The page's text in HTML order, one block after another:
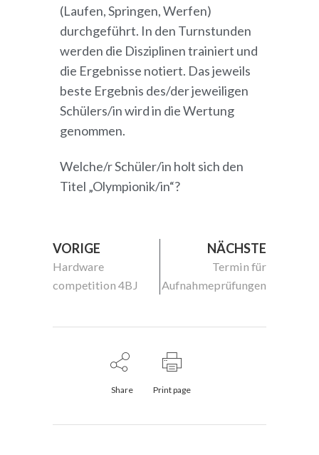
(Laufen, Springen, Werfen)
durchgeführt. In den Turnstunden
werden die Disziplinen trainiert und
die Ergebnisse notiert. Das jeweils
beste Ergebnis des/der jeweiligen
Schülers/in wird in die Wertung
genommen.
Welche/r Schüler/in holt sich den
Titel „Olympionik/in“?
VORIGE
Hardware
competition 4BJ
NÄCHSTE
Termin für
Aufnahmeprüfungen
Share Print page